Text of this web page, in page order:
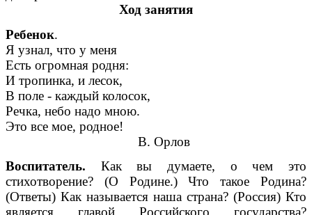
Ход занятия
Ребенок.
Я узнал, что у меня
Есть огромная родня:
И тропинка, и лесок,
В поле - каждый колосок,
Речка, небо надо мною.
Это все мое, родное!
В. Орлов
Воспитатель. Как вы думаете, о чем это
стихотворение? (О Родине.) Что такое Родина?
(Ответы) Как называется наша страна? (Россия) Кто
является главой Российского государства?